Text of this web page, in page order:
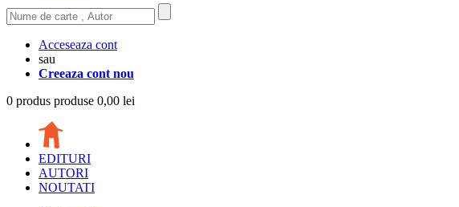
Acceseaza cont
sau
Creeaza cont nou
0 produs produse 0,00 lei
EDITURI
AUTORI
NOUTATI